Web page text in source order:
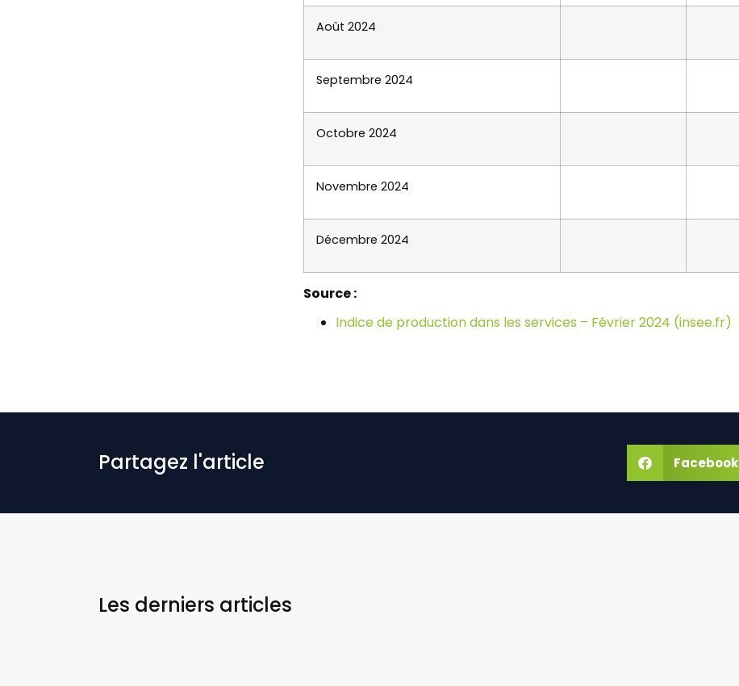
Août 2024
Septembre 2024
Octobre 2024
Novembre 2024
Décembre 2024
Source :
Indice de production dans les services – Février 2024 (insee.fr)
Partagez l'article Facebook
Les derniers articles